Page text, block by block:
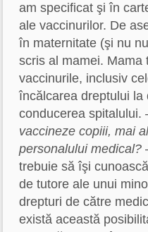
am specificat şi în
ale vaccinurilor. De
în maternitate (şi nu
scris al mamei. Mama
vaccinurile, inclusiv
încălcarea dreptului la
conducerea spitalului.
vaccineze copiii, mai
personalului medical?
trebuie să îşi
de tutore ale unui
drepturi de către
există această